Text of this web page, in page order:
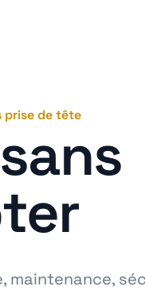
prise de tête
maintenance,